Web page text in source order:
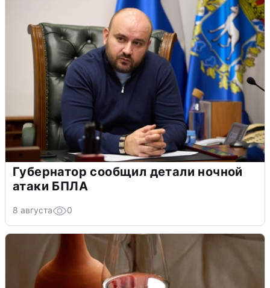
Губернатор сообщил детали ночной
атаки БПЛА
8 августа 0